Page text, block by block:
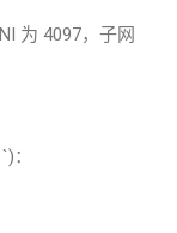
为 4097，子网
：